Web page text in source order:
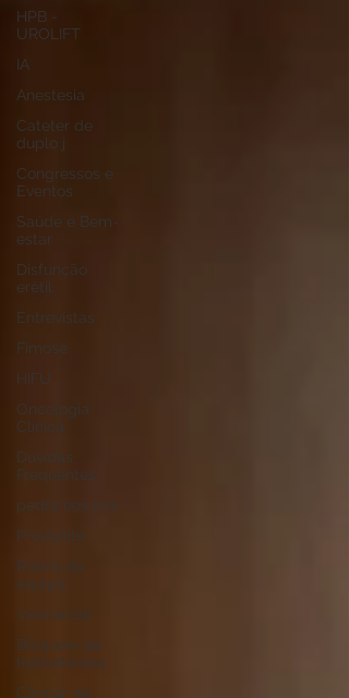
HPB -
UROLIFT
IA
Anestesia
Cateter de
duplo j
Congressos e
Eventos
Saúde e Bem-
estar
Disfunção
erétil
Entrevistas
Fimose
HIFU
Oncologia
Clínica
Dúvidas
Frequentes
pedra nos rins
Prostatite
Rotina da
equipe
Varicocele
Bloqueio de
testosterona
Câncer de